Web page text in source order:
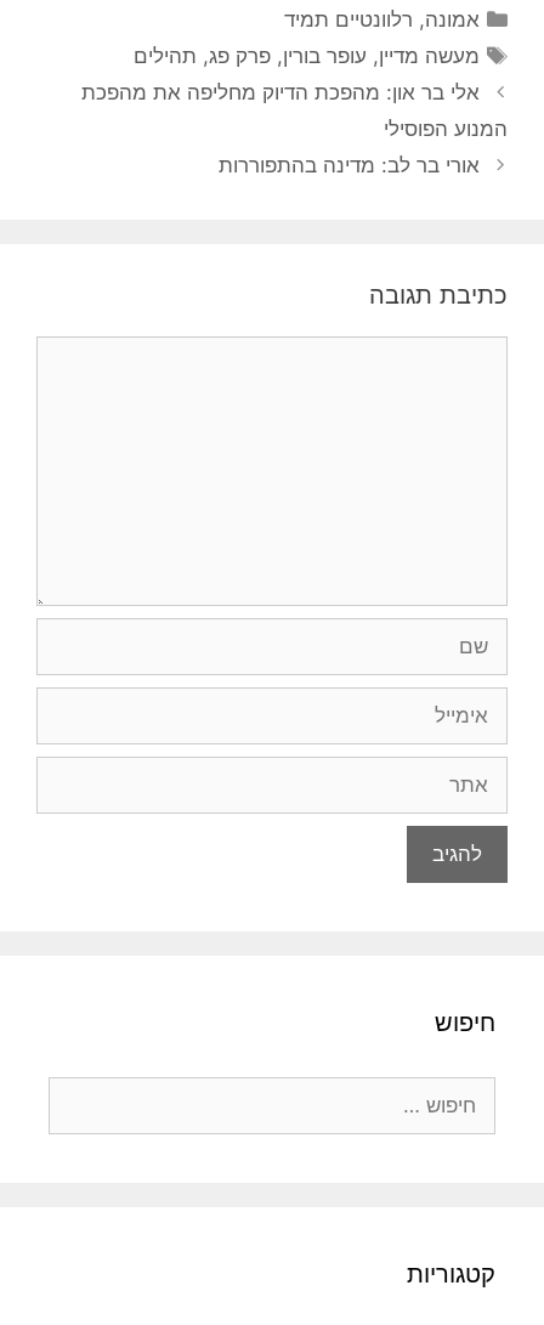
קטגוריות
אמונה, רלוונטיים תמיד
תגיות
מעשה מדיין, עופר בורין,פרק פג, תהילים
אלי בר און: מהפכת הדיוק מחליפה את מהפכת
המנוע הפוסילי
אורי בר לב: מדינה בהתפוררות
כתיבת תגובה
חיפוש
קטגוריות